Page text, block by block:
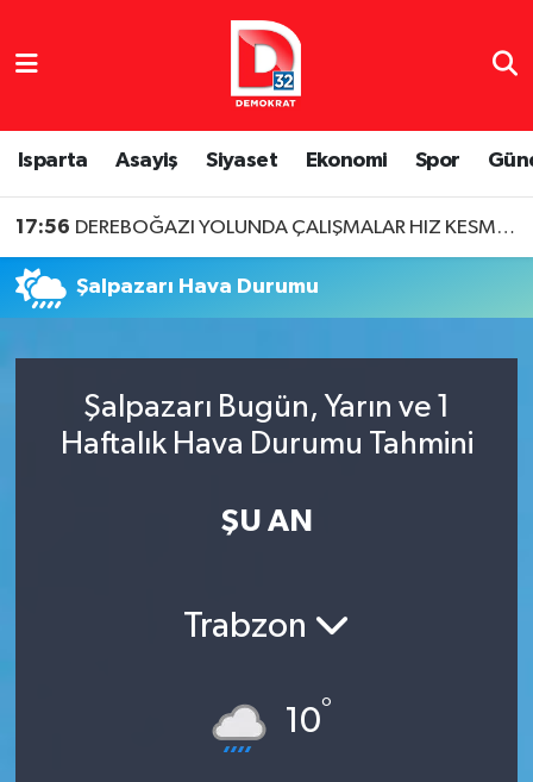
Isparta Asayiş Siyaset Ekonomi Spor
17:56 DEREBOĞAZI YOLUNDA ÇALIŞMALAR HIZ KESMEDEN DEVAM EDİYOR
Şalpazarı Hava Durumu
Şalpazarı Bugün, Yarın ve 1
Haftalık Hava Durumu Tahmini
ŞU AN
Trabzon
10°
Isparta Nöbetçi Eczaneler
Isparta Hava Durumu
Isparta Namaz Vakitleri
Tüm Manşetler
Son Dakika Haberleri